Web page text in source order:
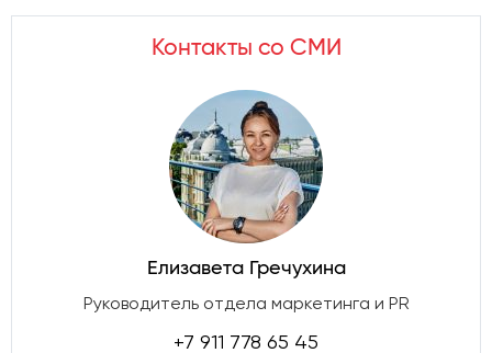
Контакты со СМИ
Елизавета Гречухина
Руководитель отдела маркетинга и PR
+7 911 778 65 45